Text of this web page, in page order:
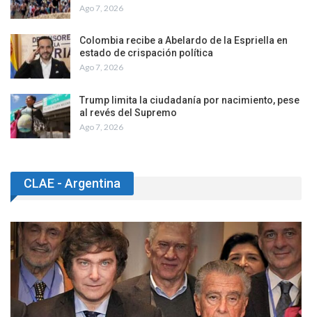
Ago 7, 2026
Colombia recibe a Abelardo de la Espriella en
estado de crispación política
Ago 7, 2026
Trump limita la ciudadanía por nacimiento, pese
al revés del Supremo
Ago 7, 2026
CLAE - Argentina